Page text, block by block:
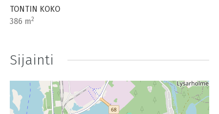
TONTIN KOKO
386 m2
Sijainti